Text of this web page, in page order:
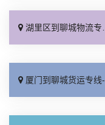
湖里区到聊城物流专线_市县闪送「专线快运」
厦门到聊城货运专线-厦门到聊城物流公司_损坏理赔「门到门配送」